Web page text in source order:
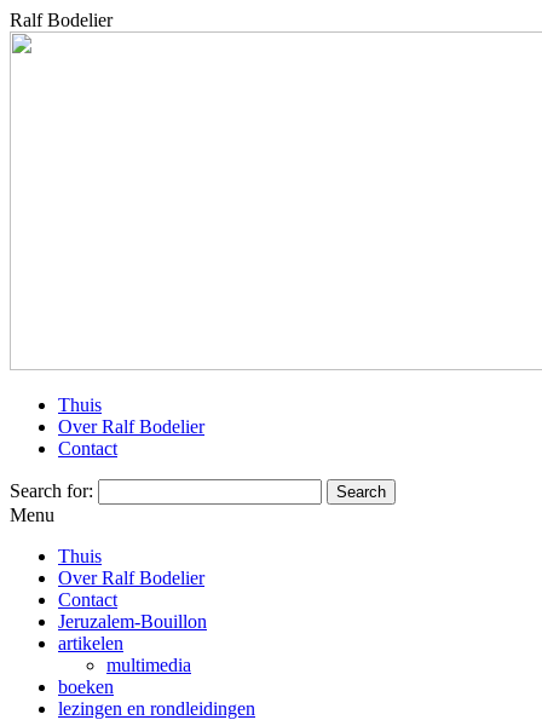
Ralf Bodelier
Thuis
Over Ralf Bodelier
Contact
Search for:
Menu
Thuis
Over Ralf Bodelier
Contact
Jeruzalem-Bouillon
artikelen
multimedia
boeken
lezingen en rondleidingen